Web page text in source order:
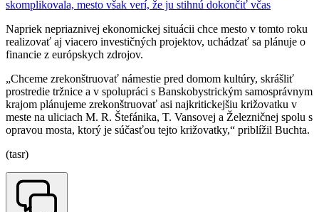
skomplikovala, mesto však verí, že ju stihnú dokončiť včas
Napriek nepriaznivej ekonomickej situácii chce mesto v tomto roku
realizovať aj viacero investičných projektov, uchádzať sa plánuje o
financie z európskych zdrojov.
„Chceme zrekonštruovať námestie pred domom kultúry, skrášliť
prostredie tržnice a v spolupráci s Banskobystrickým samosprávnym
krajom plánujeme zrekonštruovať asi najkritickejšiu križovatku v
meste na uliciach M. R. Štefánika, T. Vansovej a Železničnej spolu s
opravou mosta, ktorý je súčasťou tejto križovatky,“ priblížil Buchta.
(tasr)